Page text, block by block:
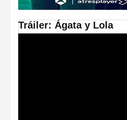
Tráiler: Ágata y Lola